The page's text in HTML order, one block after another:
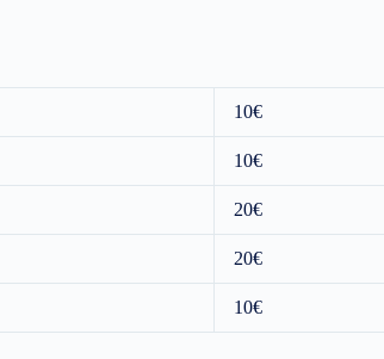
10€
10€
20€
20€
10€